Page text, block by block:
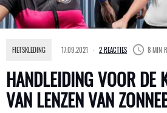
HANDLEIDING VOOR DE
VAN LENZEN VAN
FIETSKLEDING 17.09.2021 2 REACTIES 8 MIN